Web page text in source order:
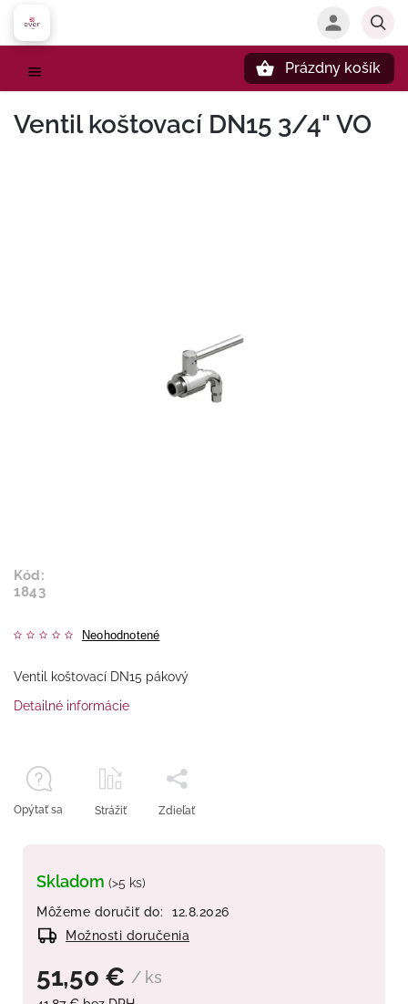
Prázdny košík
Ventil koštovací DN15 3/4" VO
Kód:
1843
Neohodnotené
51,50 € / ks
Skladom (>5 ks)
Môžeme doručiť do:
12.8.2026
Možnosti doručenia
Ventil koštovací DN15 pákový
Detailné informácie
Opýtať sa Strážiť Zdieľať